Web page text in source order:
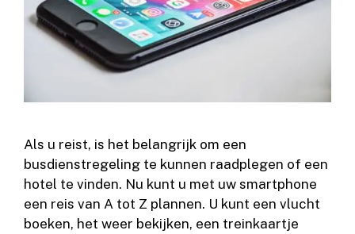
Als u reist, is het belangrijk om een ​​
busdienstregeling te kunnen raadplegen of een
hotel te vinden. Nu kunt u met uw smartphone
een reis van A tot Z plannen. U kunt een vlucht
boeken, het weer bekijken, een treinkaartje